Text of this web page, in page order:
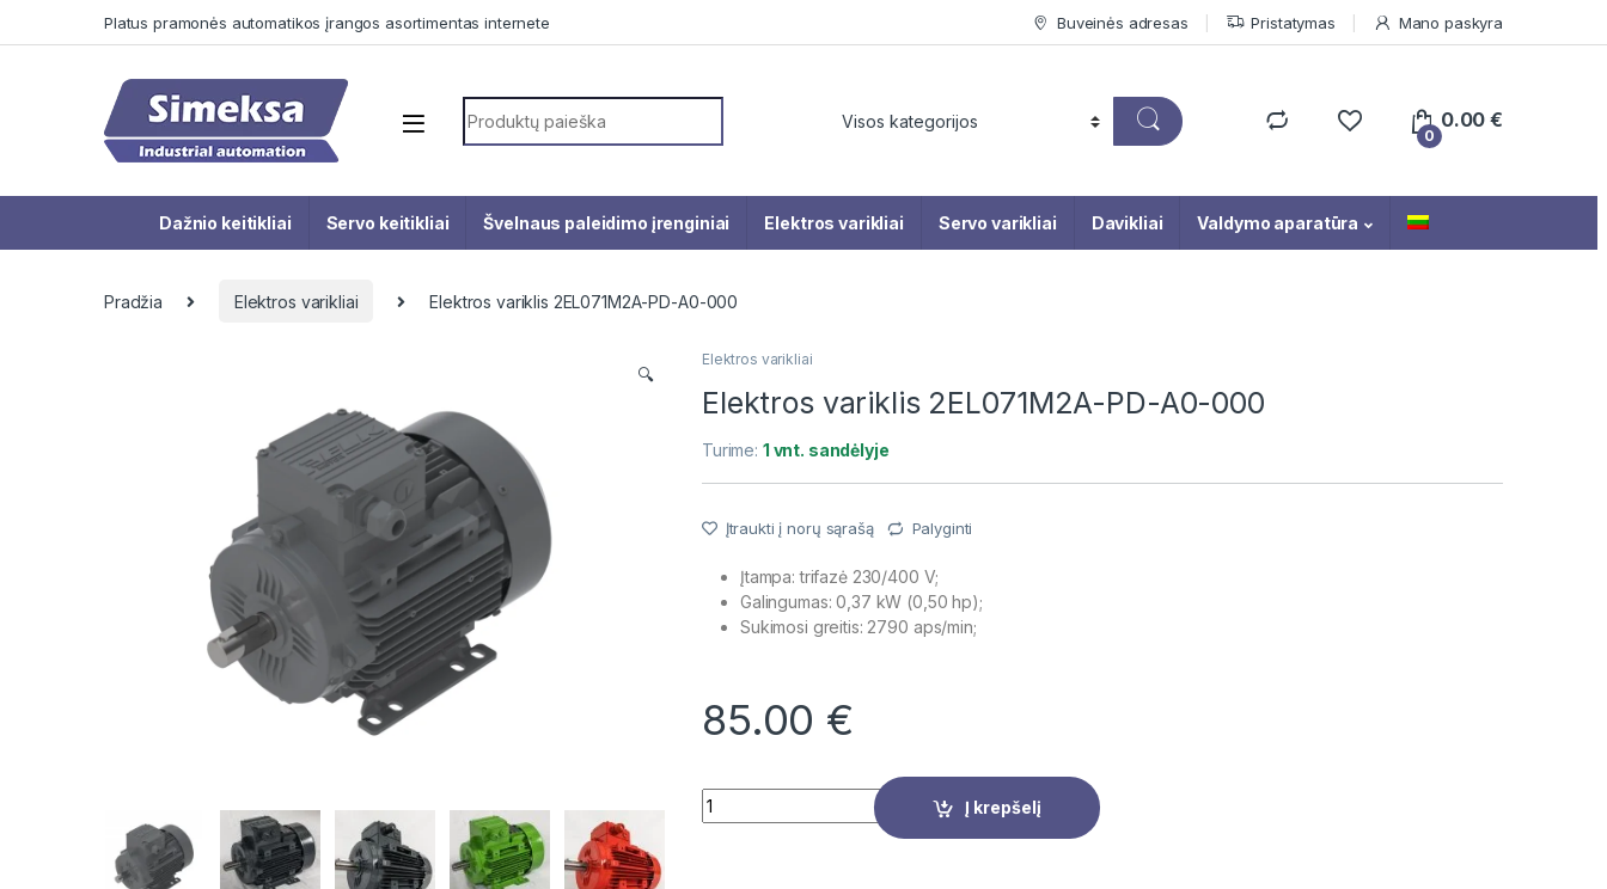
Platus pramonės automatikos įrangos asortimentas internete Buveinės adresas Pristatymas Mano paskyra
Search for:
0
0.00€
Dažnio keitikliai Servo keitikliai Švelnaus paleidimo įrenginiai Elektros varikliai Servo varikliai Davikliai Valdymo aparatūra
Pradžia Elektros varikliai Elektros variklis 2EL071M2A-PD-A0-000
🔍
Elektros varikliai
Elektros variklis 2EL071M2A-PD-A0-000
Turime: 1 vnt. sandėlyje
Įtraukti į norų sąrašą Palyginti
Įtampa: trifazė 230/400 V;
Galingumas: 0,37 kW (0,50 hp);
Sukimosi greitis: 2790 aps/min;
85.00 €
Quantity
Į krepšelį